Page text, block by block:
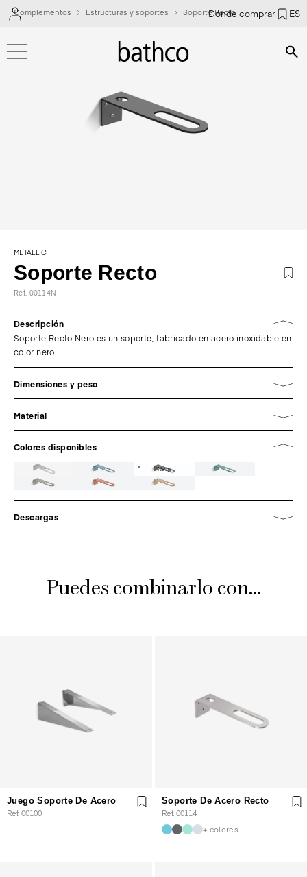
Dónde comprar ES
Complementos Estructuras y soportes Soporte Recto
METALLIC
Soporte Recto
Ref. 00114N
Descripción
Soporte Recto Nero es un soporte, fabricado en acero inoxidable en
color nero
Dimensiones y peso
Material
Colores disponibles
Nero
Descargas
Puedes combinarlo con...
Juego Soporte De Acero
Ref. 00100
Soporte De Acero Recto
Ref. 00114
+ colores